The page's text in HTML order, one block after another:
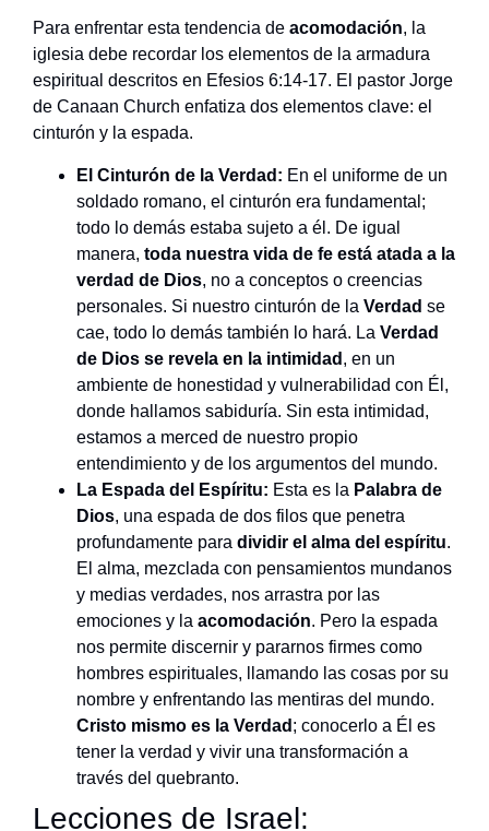
Para enfrentar esta tendencia de acomodación, la
iglesia debe recordar los elementos de la armadura
espiritual descritos en Efesios 6:14-17. El pastor Jorge
de Canaan Church enfatiza dos elementos clave: el
cinturón y la espada.
El Cinturón de la Verdad: En el uniforme de un
soldado romano, el cinturón era fundamental;
todo lo demás estaba sujeto a él. De igual
manera, toda nuestra vida de fe está atada a la
verdad de Dios, no a conceptos o creencias
personales. Si nuestro cinturón de la Verdad se
cae, todo lo demás también lo hará. La Verdad
de Dios se revela en la intimidad , en un
ambiente de honestidad y vulnerabilidad con Él,
donde hallamos sabiduría. Sin esta intimidad,
estamos a merced de nuestro propio
entendimiento y de los argumentos del mundo.
La Espada del Espíritu: Esta es la Palabra de
Dios, una espada de dos filos que penetra
profundamente para dividir el alma del espíritu.
El alma, mezclada con pensamientos mundanos
y medias verdades, nos arrastra por las
emociones y la acomodación. Pero la espada
nos permite discernir y pararnos firmes como
hombres espirituales, llamando las cosas por su
nombre y enfrentando las mentiras del mundo.
Cristo mismo es la Verdad ; conocerlo a Él es
tener la verdad y vivir una transformación a
través del quebranto.
Lecciones de Israel: